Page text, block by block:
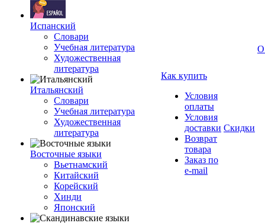
Испанский
Словари
Учебная литература
Художественная
литература
Итальянский
Словари
Учебная литература
Художественная
литература
Восточные языки
Вьетнамский
Китайский
Корейский
Хинди
Японский
Как купить
Условия
оплаты
Условия
доставки
Возврат
товара
Заказ по
e-mail
Скидки
О